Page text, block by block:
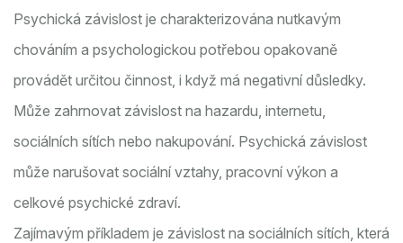
Psychická závislost je charakterizována nutkavým
chováním a psychologickou potřebou opakovaně
provádět určitou činnost, i když má negativní důsledky.
Může zahrnovat závislost na hazardu, internetu,
sociálních sítích nebo nakupování. Psychická závislost
může narušovat sociální vztahy, pracovní výkon a
celkové psychické zdraví.
Zajímavým příkladem je závislost na sociálních sítích, která